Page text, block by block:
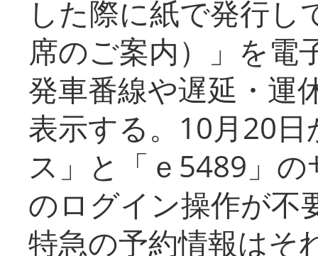
した際に紙で発行し
席のご案内）」を電
発車番線や遅延・運
表示する。10月20
ス」と「ｅ5489」
のログイン操作が不
特急の予約情報はそ